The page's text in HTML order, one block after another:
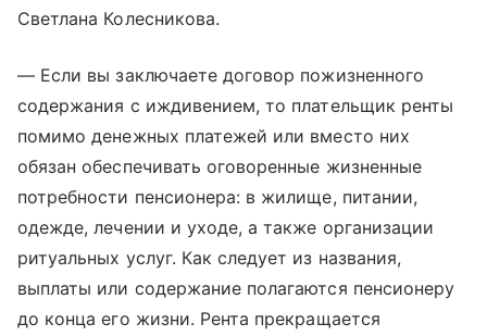
Светлана Колесникова.
— Если вы заключаете договор пожизненного
содержания с иждивением, то плательщик ренты
помимо денежных платежей или вместо них
обязан обеспечивать оговоренные жизненные
потребности пенсионера: в жилище, питании,
одежде, лечении и уходе, а также организации
ритуальных услуг. Как следует из названия,
выплаты или содержание полагаются пенсионеру
до конца его жизни. Рента прекращается